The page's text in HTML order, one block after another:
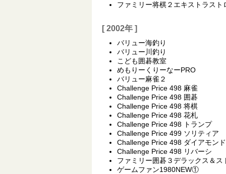
ファミリー将棋２エキストラスト
[ 2002年 ]
バリュー海釣り
バリュー川釣り
こども囲碁教室
めもりーくりーなーPRO
バリュー麻雀２
Challenge Price 498 麻雀
Challenge Price 498 囲碁
Challenge Price 498 将棋
Challenge Price 498 花札
Challenge Price 498 トランプ
Challenge Price 499 ソリティア
Challenge Price 498 ダイアモンド
Challenge Price 498 リバーシ
ファミリー囲碁３デラックス＆ス
ゲームファン1980NEW①